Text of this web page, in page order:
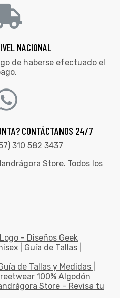
NACIONAL
de haberse efectuado el
CONTÁCTANOS 24/7
310 582 3437
Store. Todos los
– Diseños Geek
| Guía de Tallas |
de Tallas y Medidas |
100% Algodón
Store – Revisa tu